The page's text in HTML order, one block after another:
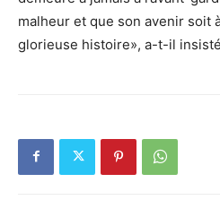
malheur et que son avenir soit
glorieuse histoire», a-t-il